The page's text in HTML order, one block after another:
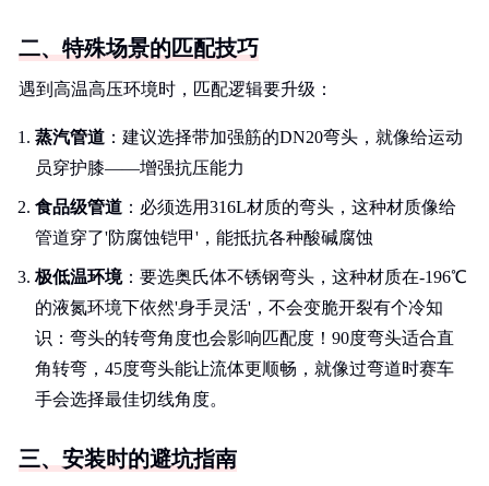
二、特殊场景的匹配技巧
遇到高温高压环境时，匹配逻辑要升级：
蒸汽管道 ：建议选择带加强筋的DN20弯头，就像给运动
员穿护膝——增强抗压能力
食品级管道 ：必须选用316L材质的弯头，这种材质像给
管道穿了'防腐蚀铠甲'，能抵抗各种酸碱腐蚀
极低温环境：要选奥氏体不锈钢弯头，这种材质在-196℃
的液氮环境下依然'身手灵活'，不会变脆开裂有个冷知
识：弯头的转弯角度也会影响匹配度！90度弯头适合直
角转弯，45度弯头能让流体更顺畅，就像过弯道时赛车
手会选择最佳切线角度。
三、安装时的避坑指南